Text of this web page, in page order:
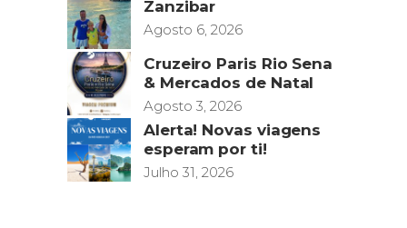
Zanzibar
Agosto 6, 2026
Cruzeiro Paris Rio Sena
& Mercados de Natal
Agosto 3, 2026
Alerta! Novas viagens
esperam por ti!
Julho 31, 2026